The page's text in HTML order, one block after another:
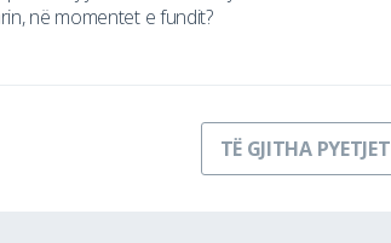
në momentet e fundit?
TË GJITHA PYETJET